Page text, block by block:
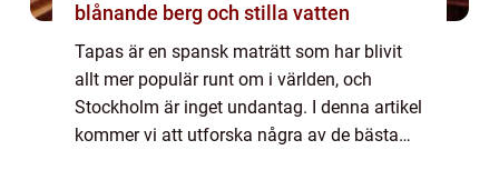
blånande berg och stilla vatten
Tapas är en spansk maträtt som har blivit
allt mer populär runt om i världen, och
Stockholm är inget undantag. I denna artikel
kommer vi att utforska några av de bästa